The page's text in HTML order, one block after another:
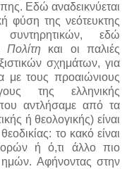
Εδώ αναδεικνύεται
φύση της νεότευκτης
εδώ
Πολίτη και οι παλιές
σχημάτων, για
με τους προαιώνιους
της ελληνικής
αντλήσαμε από τα
ή θεολογικής) είναι
το κακό είναι
ή ό,τι άλλο πιο
ημών. Αφήνοντας στην